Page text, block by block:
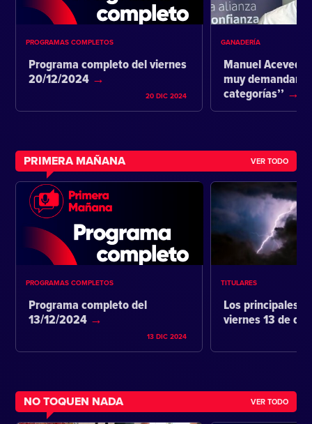
PROGRAMAS COMPLETOS
Programa completo del viernes
20/12/2024
20 DIC 2024
GANADERÍA
Manuel
muy
categorías’’
PRIMERA MAÑANA VER TODO
PROGRAMAS COMPLETOS
Programa completo del
13/12/2024
13 DIC 2024
TITULARES
Los principales
viernes 13 de
NO TOQUEN NADA VER TODO